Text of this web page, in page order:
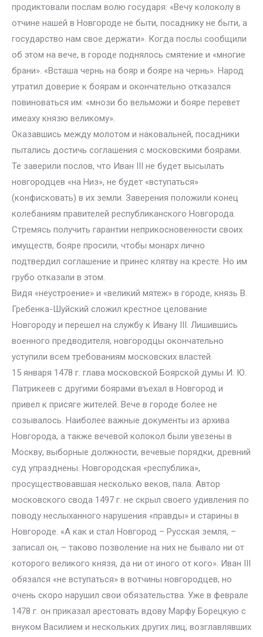
продиктовали послам волю государя: «Вечу колоколу в
отчине нашей в Новгороде не быти, посаднику не быти, а
государство нам свое держати». Когда послы сообщили
об этом на вече, в городе поднялось смятение и «многие
брани». «Всташа чернь на бояр и бояре на чернь». Народ
утратил доверие к боярам и окончательно отказался
повиноваться им: «мнози бо вельможи и бояре перевет
имеаху князю великому».
Оказавшись между молотом и наковальней, посадники
пытались достичь соглашения с московскими боярами.
Те заверили послов, что Иван III не будет высылать
новгородцев «на Низ», не будет «вступаться»
(конфисковать) в их земли. Заверения положили конец
колебаниям правителей республиканского Новгорода.
Стремясь получить гарантии неприкосновенности своих
имуществ, бояре просили, чтобы монарх лично
подтвердил соглашение и принес клятву на кресте. Но им
грубо отказали в этом.
Видя «неустроение» и «великий мятеж» в городе, князь В.
Гребенка-Шуйский сложил крестное целование
Новгороду и перешел на службу к Ивану III. Лишившись
военного предводителя, новгородцы окончательно
уступили всем требованиям московских властей.
15 января 1478 г. глава московской Боярской думы И. Ю.
Патрикеев с другими боярами въехал в Новгород и
привел к присяге жителей. Вече в городе более не
созывалось. Наиболее важные документы из архива
Новгорода, а также вечевой колокол были увезены в
Москву, выборные должности, вечевые порядки, древний
суд упразднены. Новгородская «республика»,
просуществовавшая несколько веков, пала. Автор
московского свода 1497 г. не скрыл своего удивления по
поводу неслыханного нарушения «правды» и старины в
Новгороде. «А как и стал Новгород – Русская земля, –
записал он, – таково позволение на них не бывало ни от
которого великого князя, да ни от иного от кого». Иван III
обязался «не вступаться» в вотчины новгородцев, но
очень скоро нарушил свои обязательства. Уже в феврале
1478 г. он приказал арестовать вдову Марфу Борецкую с
внуком Василием и нескольких других лиц, возглавлявших